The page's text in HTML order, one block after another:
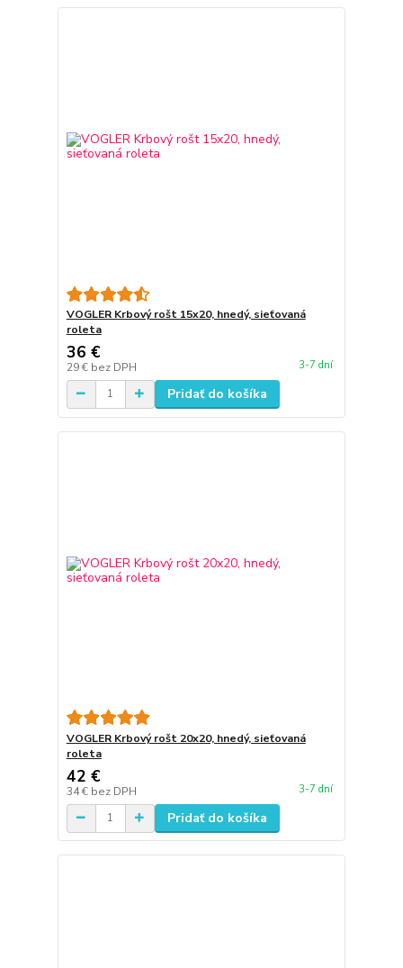
VOGLER Krbový rošt 15x20, hnedý, sieťovaná
roleta
36 €
29 € bez DPH 3-7 dní
Pridať do košíka
VOGLER Krbový rošt 20x20, hnedý, sieťovaná
roleta
42 €
34 € bez DPH 3-7 dní
Pridať do košíka